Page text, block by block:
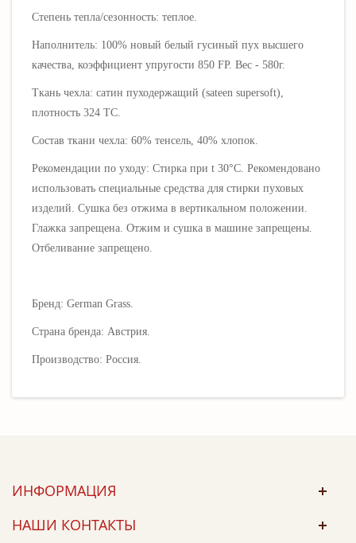
Степень тепла/сезонность: теплое.
Наполнитель: 100% новый белый гусиный пух высшего
качества, коэффициент упругости 850 FP. Вес - 580г.
Ткань чехла: сатин пуходержащий (sateen supersoft),
плотность 324 ТС.
Состав ткани чехла: 60% тенсель, 40% хлопок.
Рекомендации по уходу: Стирка при t 30°C. Рекомендовано
использовать специальные средства для стирки пуховых
изделий. Сушка без отжима в вертикальном положении.
Глажка запрещена. Отжим и сушка в машине запрещены.
Отбеливание запрещено.
Бренд: German Grass.
Страна бренда: Австрия.
Производство: Россия.
ИНФОРМАЦИЯ
НАШИ КОНТАКТЫ